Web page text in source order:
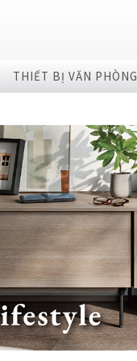
THIẾT BỊ VĂN PHÒNG